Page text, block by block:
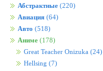
Абстрактные (220)
Авиация (64)
Авто (518)
Аниме (178)
Great Teacher Onizuka (24)
Hellsing (7)